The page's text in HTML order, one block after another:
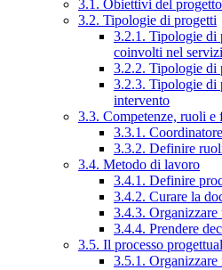
3.1. Obiettivi del progetto
3.2. Tipologie di progetti
3.2.1. Tipologie di
coinvolti nel
3.2.2. Tipologie di
3.2.3. Tipologie di
intervento
3.3. Competenze, ruoli e
3.3.1.
3.3.2. Definire
3.4. Metodo di lavoro
3.4.1. Definire
3.4.2. Curare la
3.4.3.
3.4.4. Prendere
3.5. Il processo
3.5.1. Organizzare